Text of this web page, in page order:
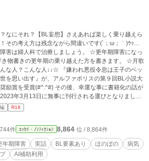
なにそれ？【BL妄想】さえあれば楽しく乗り越えら
その考え方は残念ながら間違いです(´；ω；｀)ｳｯ…
は婦人科で治療しましょう。 ☆更年期障害になっ
物書きの更年期の乗り越えた方を書きます。 ☆月歌
こんな人↓↓☆ 『嫌われ悪役令息は王子のベッ
世を思い出す』が、アルファポリスの第９回BL小説大
賞(#^.^#) その後、幸運な事に書籍化の話が
年3月13日に無事に刊行される運びとなりまし
歳で商業BL作家としてデビューさせていただく機会
を得ました。 ☆表紙絵、挿絵は全てAIイラスです
R18
件 ｴｯｾｲ・ﾉﾝﾌｨｸｼｮﾝ 8,864 位 / 8,864件
年期障害 実話 BL要素あり ほのぼの
病気
AI補助利用